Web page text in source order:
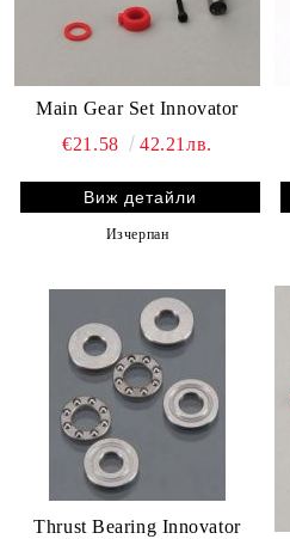
Main Gear Set Innovator
€21.58
42.21лв.
Виж детайли
Изчерпан
Thrust Bearing Innovator